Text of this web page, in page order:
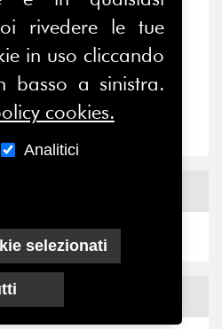
pausa estiva,
la
la...
rivedere le tue
in uso cliccando
basso a sinistra.
cookies.
Analitici
selezionati